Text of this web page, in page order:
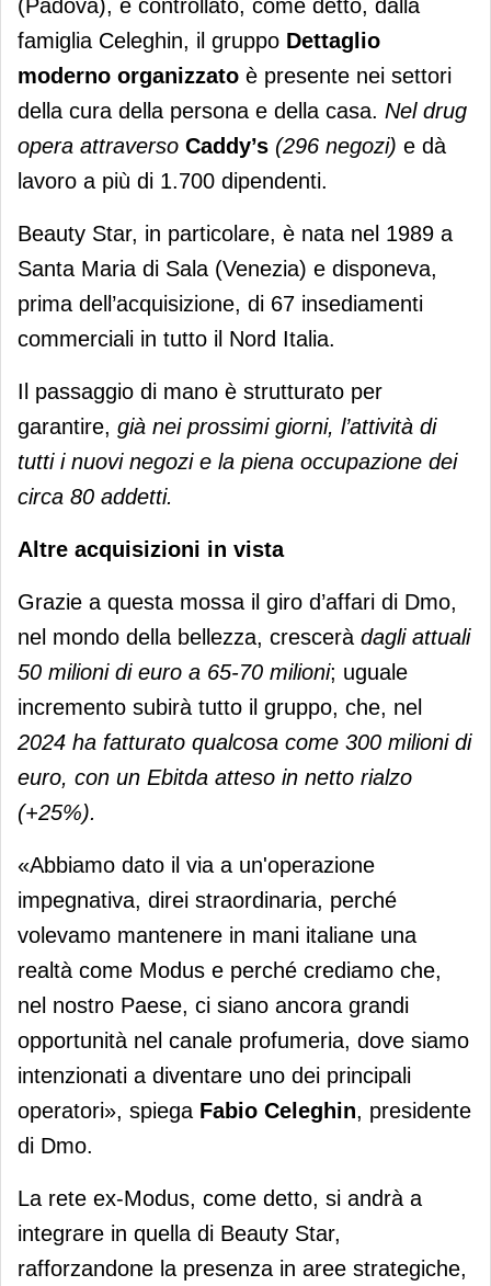
(Padova), e controllato, come detto, dalla
famiglia Celeghin, il gruppo Dettaglio
moderno organizzato è presente nei settori
della cura della persona e della casa. Nel drug
opera attraverso Caddy’s (296 negozi) e dà
lavoro a più di 1.700 dipendenti.
Beauty Star, in particolare, è nata nel 1989 a
Santa Maria di Sala (Venezia) e disponeva,
prima dell’acquisizione, di 67 insediamenti
commerciali in tutto il Nord Italia.
Il passaggio di mano è strutturato per
garantire, già nei prossimi giorni, l’attività di
tutti i nuovi negozi e la piena occupazione dei
circa 80 addetti.
Altre acquisizioni in vista
Grazie a questa mossa il giro d’affari di Dmo,
nel mondo della bellezza, crescerà dagli attuali
50 milioni di euro a 65-70 milioni; uguale
incremento subirà tutto il gruppo, che, nel
2024 ha fatturato qualcosa come 300 milioni di
euro, con un Ebitda atteso in netto rialzo
(+25%).
«Abbiamo dato il via a un'operazione
impegnativa, direi straordinaria, perché
volevamo mantenere in mani italiane una
realtà come Modus e perché crediamo che,
nel nostro Paese, ci siano ancora grandi
opportunità nel canale profumeria, dove siamo
intenzionati a diventare uno dei principali
operatori», spiega Fabio Celeghin, presidente
di Dmo.
La rete ex-Modus, come detto, si andrà a
integrare in quella di Beauty Star,
rafforzandone la presenza in aree strategiche,